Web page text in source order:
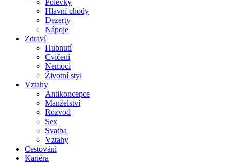
Polévky
Hlavní chody
Dezerty
Nápoje
Zdraví
Hubnutí
Cvičení
Nemoci
Životní styl
Vztahy
Antikoncepce
Manželství
Rozvod
Sex
Svatba
Vztahy
Cestování
Kariéra